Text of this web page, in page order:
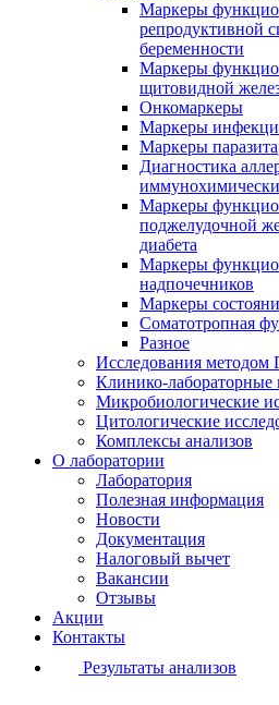
Маркеры
репродуктивной
беременности
Маркеры
щитовидной
Онкомаркеры
Маркеры
Маркеры
Диагностика
Маркеры
поджелудочной
диабета
Маркеры
надпочечников
Маркеры
Соматотропная
Разное
Исследования
Клинико-лабораторные
Микробиологические
Цитологические
Комплексы анализов
О лаборатории
Лаборатория
Полезная информация
Новости
Документация
Налоговый вычет
Вакансии
Отзывы
Акции
Контакты
Результаты анализов